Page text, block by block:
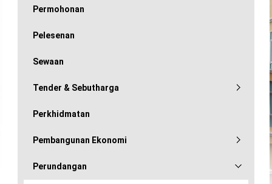
Permohonan
Pelesenan
Sewaan
Tender & Sebutharga
Perkhidmatan
Pembangunan Ekonomi
Perundangan